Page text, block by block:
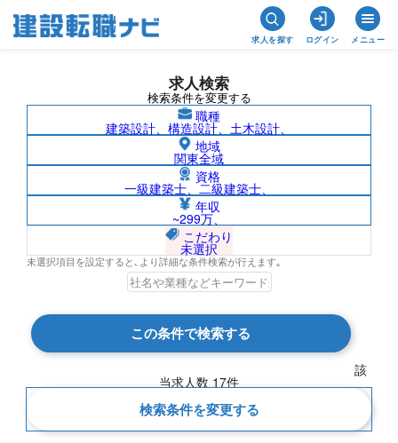
求人を探す ログイン メニュー
求人検索
検索条件を変更する
職種
建築設計、構造設計、土木設計、
地域
関東全域
資格
一級建築士、二級建築士、
年収
~299万、
こだわり
未選択
未選択項目を設定すると､より詳細な条件検索が行えます｡
この条件で検索する
該
当求人数 17件
検索条件を変更する
SBエンジニアリング株式会社の求人検索
結果一覧
新着順